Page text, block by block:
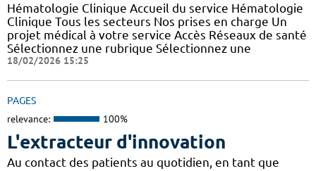
Hématologie Clinique Accueil du service Hématologie
Clinique Tous les secteurs Nos prises en charge Un
projet médical à votre service Accès Réseaux de santé
Sélectionnez une rubrique Sélectionnez une
18/02/2026 15:25
PAGES
relevance: 100%
L'extracteur d'innovation
Au contact des patients au quotidien, en tant que